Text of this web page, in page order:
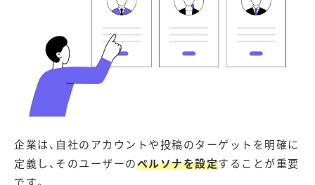
企業は、自社のアカウントや投稿のターゲットを明確に
定義し、そのユーザーのペルソナを設定することが重要